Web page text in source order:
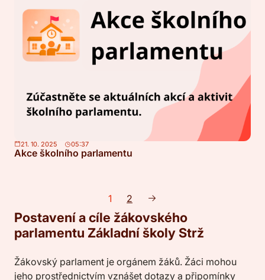
21. 10. 2025 05:37
Akce školního parlamentu
1 2
Postavení a cíle žákovského
parlamentu Základní školy Strž
Žákovský parlament je orgánem žáků. Žáci mohou
jeho prostřednictvím vznášet dotazy a připomínky